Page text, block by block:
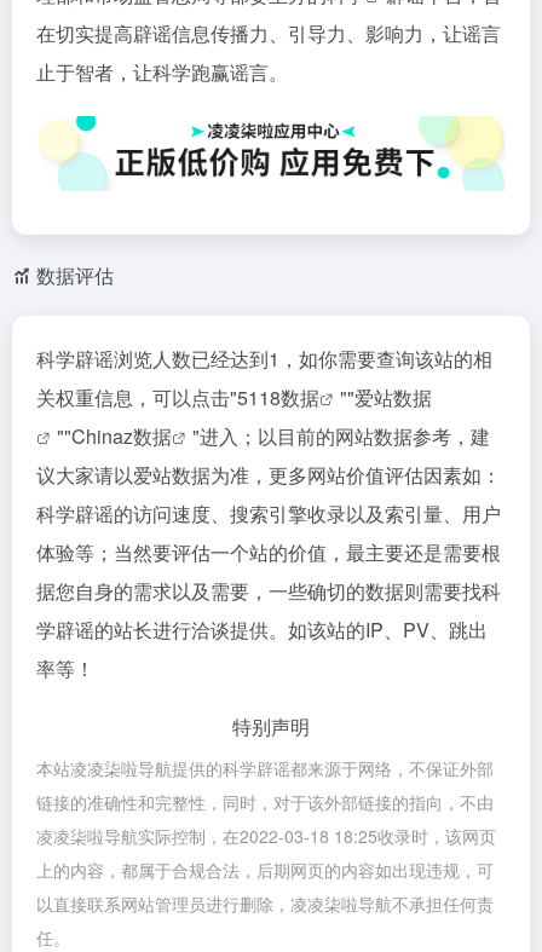
在切实提高辟谣信息传播力、引导力、影响力，让谣言
止于智者，让科学跑赢谣言。
数据评估
科学辟谣浏览人数已经达到1，如你需要查询该站的相
关权重信息，可以点击"5118数据 ""爱站数据
""Chinaz数据
"进入；以目前的网站数据参考，建
议大家请以爱站数据为准，更多网站价值评估因素如：
科学辟谣的访问速度、搜索引擎收录以及索引量、用户
体验等；当然要评估一个站的价值，最主要还是需要根
据您自身的需求以及需要，一些确切的数据则需要找科
学辟谣的站长进行洽谈提供。如该站的IP、PV、跳出
率等！
特别声明
本站凌凌柒啦导航提供的科学辟谣都来源于网络，不保证外部
链接的准确性和完整性，同时，对于该外部链接的指向，不由
凌凌柒啦导航实际控制，在2022-03-18 18:25收录时，该网页
上的内容，都属于合规合法，后期网页的内容如出现违规，可
以直接联系网站管理员进行删除，凌凌柒啦导航不承担任何责
任。